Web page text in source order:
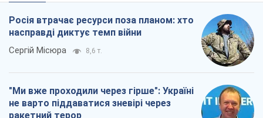
Росія втрачає ресурси поза планом: хто
насправді диктує темп війни
Сергій Місюра 8,6 т.
"Ми вже проходили через гірше": Україні
не варто піддаватися зневірі через
ракетний терор